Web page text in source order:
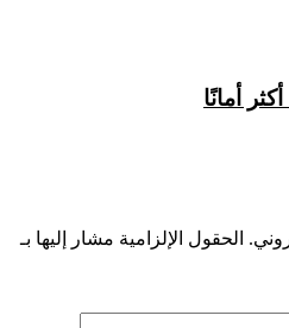
أمانًا
الحقول الإلزامية مشار إليها بـ